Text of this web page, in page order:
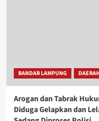
BANDAR LAMPUNG
Arogan dan Tabrak
Diduga Gelapkan dan